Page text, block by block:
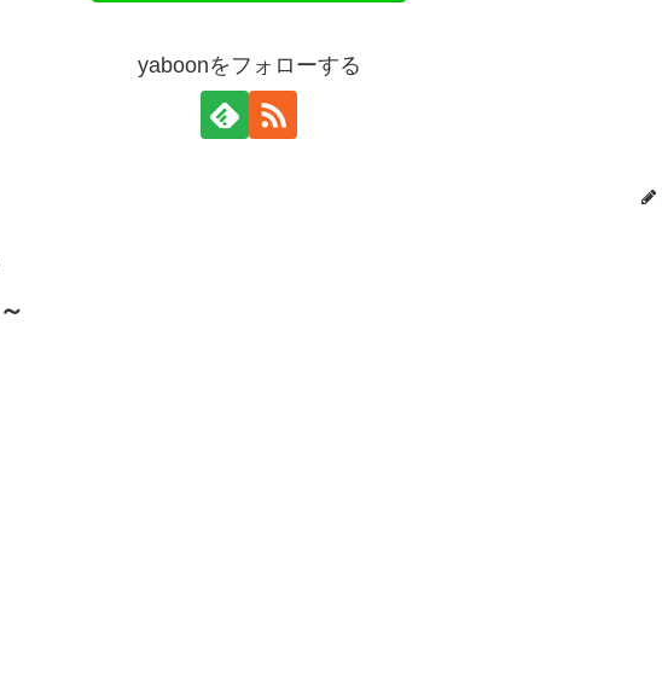
yaboonをフォローする